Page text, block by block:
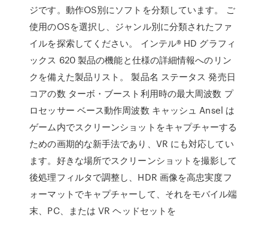
ジです。動作OS別にソフトを分類しています。 ご
使用のOSを選択し、ジャンル別に分類されたファ
イルを探索してください。 インテル® HD グラフィ
ックス 620 製品の機能と仕様の詳細情報へのリン
クを備えた製品リスト。 製品名 ステータス 発売日
コアの数 ターボ・ブースト利用時の最大周波数 プ
ロセッサー ベース動作周波数 キャッシュ Ansel は
ゲーム内でスクリーンショットをキャプチャーする
ための画期的な新手法であり、VR にも対応してい
ます。好きな場所でスクリーンショットを撮影して
後処理フィルタで調整し、HDR 画像を高忠実度フ
ォーマットでキャプチャーして、それをモバイル端
末、PC、または VR ヘッドセットを